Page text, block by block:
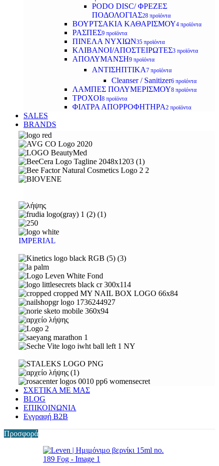
PODO DISC/ ΦΡΕΖΕΣ
ΠΟΔΟΛΟΓΙΑΣ28 προϊόντα
ΒΟΥΡΤΣΑΚΙΑ ΚΑΘΑΡΙΣΜΟΥ4 προϊόντα
ΡΑΣΠΕΣ9 προϊόντα
ΠΙΝΕΛΑ ΝΥΧΙΩΝ35 προϊόντα
ΚΛΙΒΑΝΟΙ/ΑΠΟΣΤΕΙΡΩΤΕΣ3 προϊόντα
ΑΠΟΛΥΜΑΝΣΗ9 προϊόντα
ΑΝΤΙΣΗΠΤΙΚΑ7 προϊόντα
Cleanser / Sanitizer6 προϊόντα
ΛΑΜΠΕΣ ΠΟΛΥΜΕΡΙΣΜΟΥ8 προϊόντα
ΤΡΟΧΟΙ8 προϊόντα
ΦΙΛΤΡΑ ΑΠΟΡΡΟΦΗΤΗΡΑ2 προϊόντα
SALES
BRANDS
IMPERIAL
ΣΧΕΤΙΚΑ ΜΕ ΜΑΣ
BLOG
ΕΠΙΚΟΙΝΩΝΙΑ
Εγγραφή Β2Β
Προσφορά